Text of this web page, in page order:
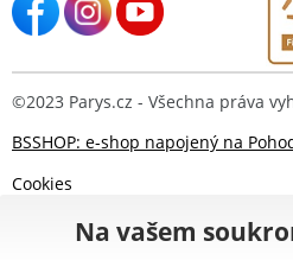
©2023 Parys.cz - Všechna práva
BSSHOP: e-shop napojený na
Cookies
Na vašem